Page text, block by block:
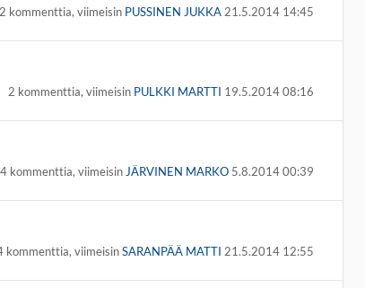
2 kommenttia, viimeisin PUSSINEN JUKKA 21.5.2014 14:45
2 kommenttia, viimeisin PULKKI MARTTI 19.5.2014 08:16
4 kommenttia, viimeisin JÄRVINEN MARKO 5.8.2014 00:39
kommenttia, viimeisinSARANPÄÄ MATTI 21.5.2014 12:55